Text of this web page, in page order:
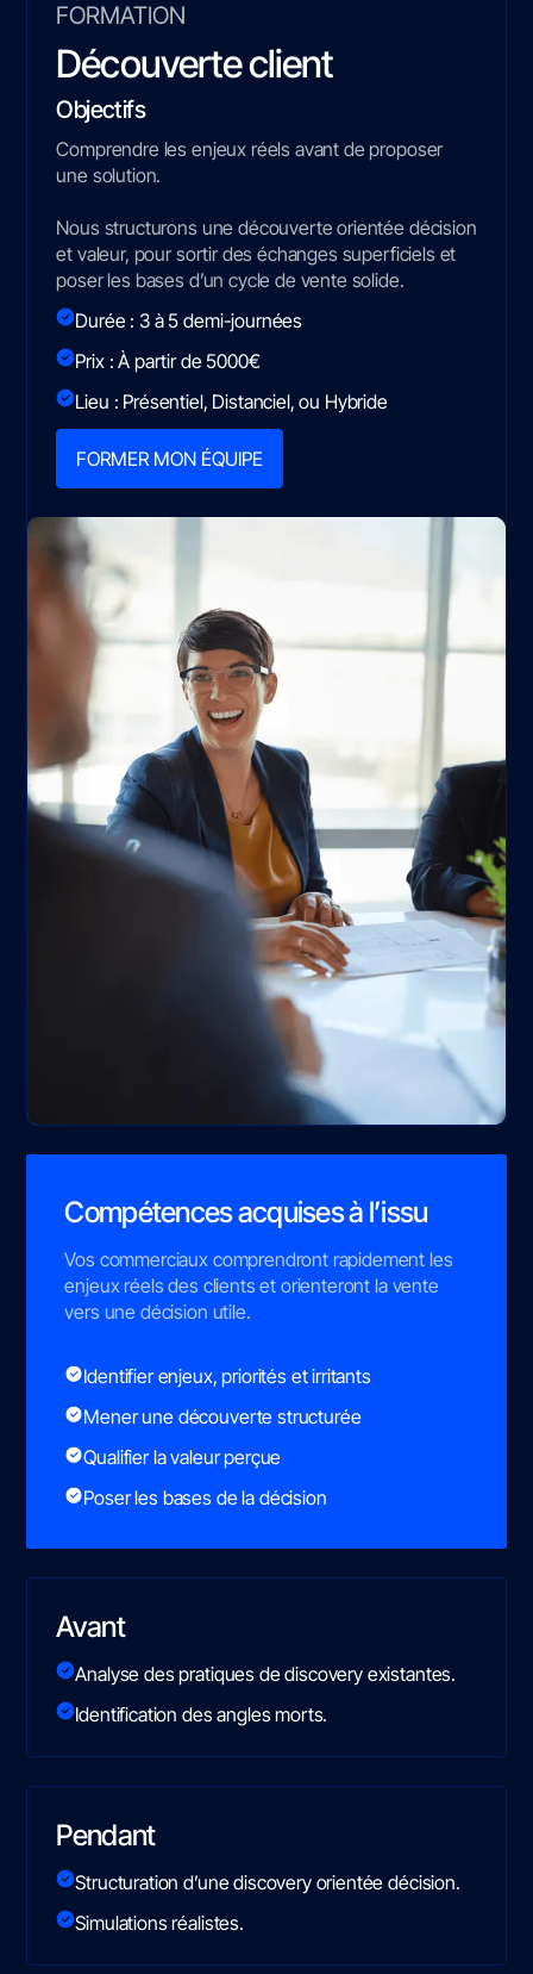
FORMATION
Découverte client
Objectifs
Comprendre les enjeux réels avant de proposer
une solution.
Nous structurons une découverte orientée décision
et valeur, pour sortir des échanges superficiels et
poser les bases d’un cycle de vente solide.
Durée : 3 à 5 demi-journées
Prix : À partir de 5000€
Lieu : Présentiel, Distanciel, ou Hybride
FORMER MON ÉQUIPE
Compétences acquises à l’issu
Vos commerciaux comprendront rapidement les
enjeux réels des clients et orienteront la vente
vers une décision utile.
Identifier enjeux, priorités et irritants
Mener une découverte structurée
Qualifier la valeur perçue
Poser les bases de la décision
Avant
Analyse des pratiques de discovery existantes.
Identification des angles morts.
Pendant
Structuration d’une discovery orientée décision.
Simulations réalistes.